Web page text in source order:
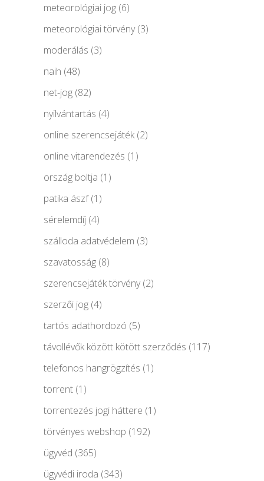
meteorológiai jog (6)
meteorológiai törvény(3)
moderálás (3)
naih (48)
net-jog (82)
nyilvántartás (4)
online szerencsejáték(2)
online vitarendezés (1)
ország boltja (1)
patika ászf(1)
sérelemdíj (4)
szálloda adatvédelem (3)
szavatosság (8)
szerencsejáték törvény(2)
szerzői jog (4)
tartós adathordozó (5)
távollévők között kötött szerződés (117)
telefonos hangrögzítés (1)
torrent (1)
torrentezés jogi háttere (1)
törvényes webshop (192)
ügyvéd (365)
ügyvédi iroda (343)